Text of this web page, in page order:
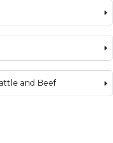
and Beef